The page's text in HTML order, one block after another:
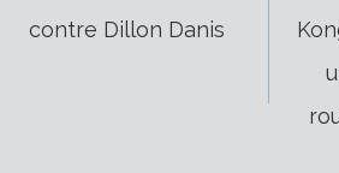
de
contre Dillon Danis